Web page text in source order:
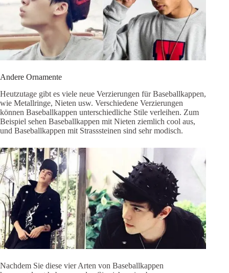
Andere Ornamente
Heutzutage gibt es viele neue Verzierungen für Baseballkappen,
wie Metallringe, Nieten usw. Verschiedene Verzierungen
können Baseballkappen unterschiedliche Stile verleihen. Zum
Beispiel sehen Baseballkappen mit Nieten ziemlich cool aus,
und Baseballkappen mit Strasssteinen sind sehr modisch.
Nachdem Sie diese vier Arten von Baseballkappen